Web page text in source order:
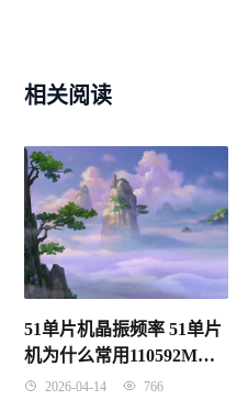
相关阅读
51单片机晶振频率 51单片
机为什么常用110592M的
晶振2026-04-14 766